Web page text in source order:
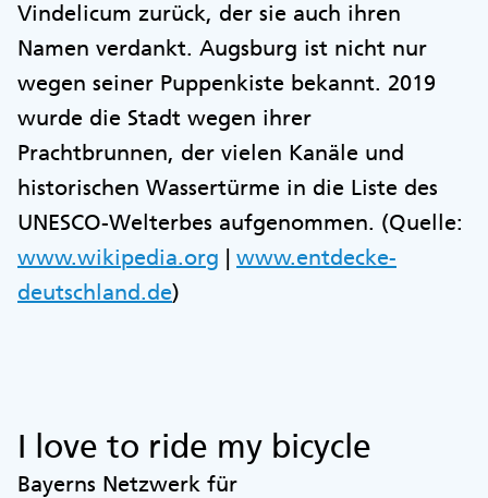
Vindelicum zurück, der sie auch ihren
Namen verdankt. Augsburg ist nicht nur
wegen seiner Puppenkiste bekannt. 2019
wurde die Stadt wegen ihrer
Prachtbrunnen, der vielen Kanäle und
historischen Wassertürme in die Liste des
UNESCO-Welterbes aufgenommen. (Quelle:
www.wikipedia.org | www.entdecke-
deutschland.de)
I love to ride my bicycle
Bayerns Netzwerk für